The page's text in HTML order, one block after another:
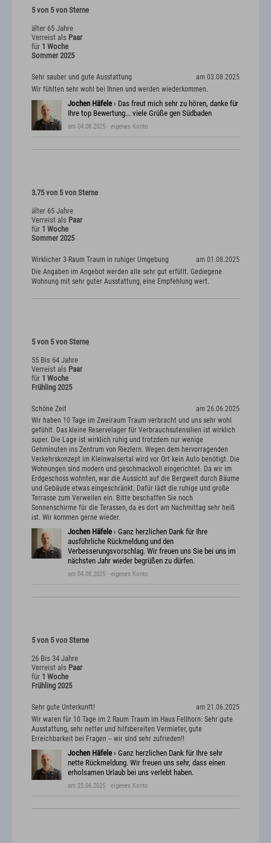
5 von 5 von Sterne
älter 65 Jahre
Verreist als Paar
für 1 Woche
Sommer 2025
am 03.08.2025
Sehr sauber und gute Ausstattung
Wir fühlten sehr wohl bei Ihnen und werden wiederkommen.
Jochen Häfele › Das freut mich sehr zu hören, danke für
Ihre top Bewertung... viele Grüße gen Südbaden
am 04.08.2025 · eigenes Konto
3.75 von 5 von Sterne
älter 65 Jahre
Verreist als Paar
für 1 Woche
Sommer 2025
am 01.08.2025
Wirklicher 3-Raum Traum in ruhiger Umgebung
Die Angaben im Angebot werden alle sehr gut erfüllt. Gediegene
Wohnung mit sehr guter Ausstattung, eine Empfehlung wert.
5 von 5 von Sterne
55 Bis 64 Jahre
Verreist als Paar
für 1 Woche
Frühling 2025
am 26.06.2025
Schöne Zeit
Wir haben 10 Tage im Zweiraum Traum verbracht und uns sehr wohl
gefühlt. Das kleine Reservelager für Verbrauchsutensilien ist wirklich
super. Die Lage ist wirklich ruhig und trotzdem nur wenige
Gehminuten ins Zentrum von Riezlern. Wegen dem hervorragenden
Verkehrskonzept im Kleinwalsertal wird vor Ort kein Auto benötigt. Die
Wohnungen sind modern und geschmackvoll eingerichtet. Da wir im
Erdgeschoss wohnten, war die Aussicht auf die Bergwelt durch Bäume
und Gebäude etwas eingeschränkt. Dafür lädt die ruhige und große
Terrasse zum Verweilen ein. Bitte beschaffen Sie noch
Sonnenschirme für die Terassen, da es dort am Nachmittag sehr heiß
ist. Wir kommen gerne wieder.
Jochen Häfele › Ganz herzlichen Dank für Ihre
ausführliche Rückmeldung und den
Verbesserungsvorschlag. Wir freuen uns Sie bei uns im
nächsten Jahr wieder begrüßen zu dürfen.
am 04.08.2025 · eigenes Konto
5 von 5 von Sterne
26 Bis 34 Jahre
Verreist als Paar
für 1 Woche
Frühling 2025
am 21.06.2025
Sehr gute Unterkunft!
Wir waren für 10 Tage im 2 Raum Traum im Haus Fellhorn: Sehr gute
Ausstattung, sehr netter und hilfsbereiten Vermieter, gute
Erreichbarkeit bei Fragen -- wir sind sehr zufrieden!!
Jochen Häfele › Ganz herzlichen Dank für Ihre sehr
nette Rückmeldung. Wir freuen uns sehr, dass einen
erholsamen Urlaub bei uns verlebt haben.
am 23.06.2025 · eigenes Konto